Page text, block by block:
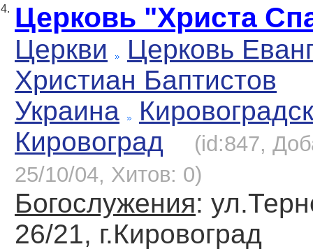
4. Церковь "Христа
Церкви
Церковь
Христиан Баптистов
Украина
Кировоград
(id:847,
25/10/04, Хитов: 0)
Богослужения:
26/21, г.Кировоград